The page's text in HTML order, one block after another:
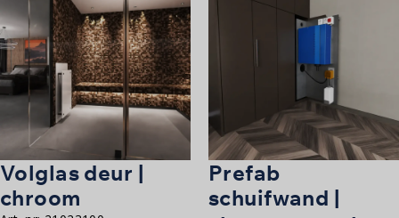
Volglas deur |
chroom
Prefab
schuifwand |